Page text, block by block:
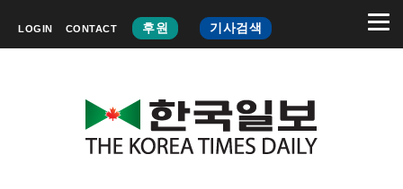
LOGIN CONTACT 후원 기사검색